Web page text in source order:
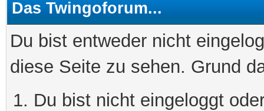
Das Twingoforum...
Du bist entweder nicht
diese Seite zu sehen. Grund
Du bist nicht eingeloggt